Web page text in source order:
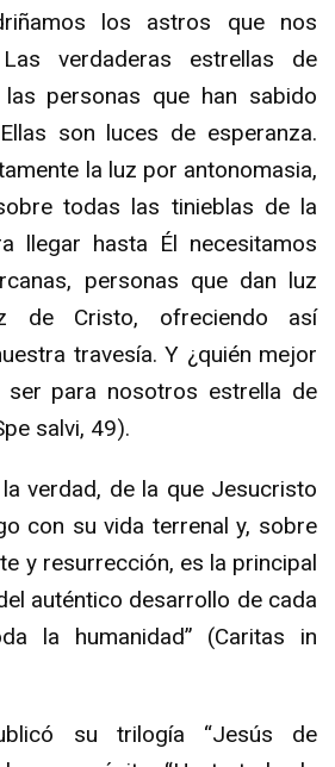
los astros que nos
verdaderas estrellas de
personas que han sabido
son luces de esperanza.
la luz por antonomasia,
todas las tinieblas de la
llegar hasta Él necesitamos
personas que dan luz
de Cristo, ofreciendo así
travesía. Y ¿quién mejor
ser para nosotros estrella de
salvi, 49).
verdad, de la que Jesucristo
con su vida terrenal y, sobre
y resurrección, es la principal
auténtico desarrollo de cada
la humanidad” (Caritas in
su trilogía “Jesús de